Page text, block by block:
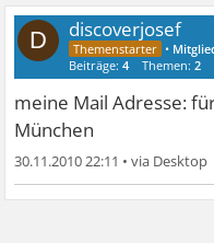
D discoverjosef
•
Beiträge:4 Themen:2
meine Mail Adresse:
München
30.11.2010 22:11 •